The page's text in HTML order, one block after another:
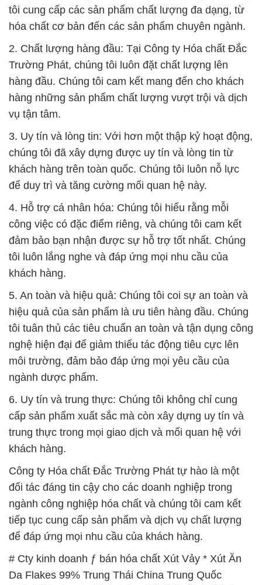
tôi cung cấp các sản phẩm chất lượng đa dạng, từ
hóa chất cơ bản đến các sản phẩm chuyên ngành.
2. Chất lượng hàng đầu: Tại Công ty Hóa chất Đắc
Trường Phát, chúng tôi luôn đặt chất lượng lên
hàng đầu. Chúng tôi cam kết mang đến cho khách
hàng những sản phẩm chất lượng vượt trội và dịch
vụ tận tâm.
3. Uy tín và lòng tin: Với hơn một thập kỷ hoạt động,
chúng tôi đã xây dựng được uy tín và lòng tin từ
khách hàng trên toàn quốc. Chúng tôi luôn nỗ lực
để duy trì và tăng cường mối quan hệ này.
4. Hỗ trợ cá nhân hóa: Chúng tôi hiểu rằng mỗi
công việc có đặc điểm riêng, và chúng tôi cam kết
đảm bảo bạn nhận được sự hỗ trợ tốt nhất. Chúng
tôi luôn lắng nghe và đáp ứng mọi nhu cầu của
khách hàng.
5. An toàn và hiệu quả: Chúng tôi coi sự an toàn và
hiệu quả của sản phẩm là ưu tiên hàng đầu. Chúng
tôi tuân thủ các tiêu chuẩn an toàn và tận dụng công
nghệ hiện đại để giảm thiểu tác động tiêu cực lên
môi trường, đảm bảo đáp ứng mọi yêu cầu của
ngành dược phẩm.
6. Uy tín và trung thực: Chúng tôi không chỉ cung
cấp sản phẩm xuất sắc mà còn xây dựng uy tín và
trung thực trong mọi giao dịch và mối quan hệ với
khách hàng.
Công ty Hóa chất Đắc Trường Phát tự hào là một
đối tác đáng tin cậy cho các doanh nghiệp trong
ngành công nghiệp hóa chất và chúng tôi cam kết
tiếp tục cung cấp sản phẩm và dịch vụ chất lượng
để đáp ứng mọi nhu cầu của khách hàng.
# Cty kinh doanh ƒ bán hóa chất Xút Vảy * Xút Ăn
Da Flakes 99% Trung Thái China Trung Quốc